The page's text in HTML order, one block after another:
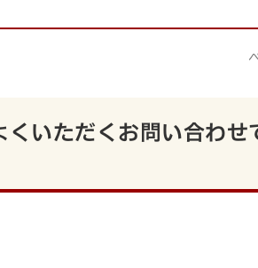
くいただくお問い合わせ